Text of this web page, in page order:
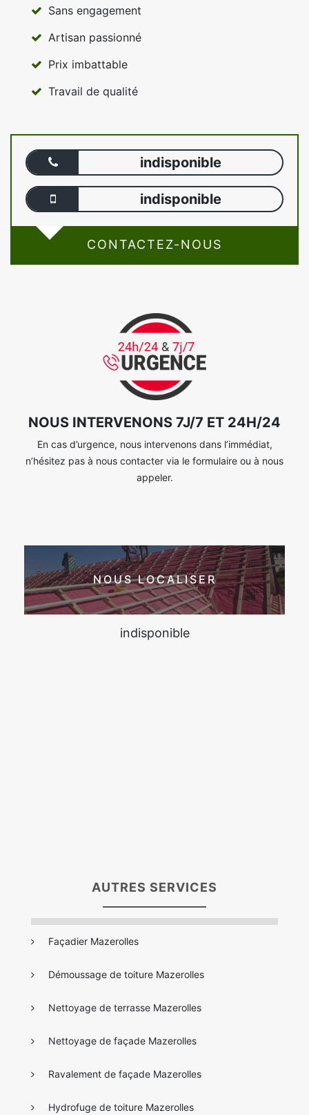
Sans engagement
Artisan passionné
Prix imbattable
Travail de qualité
indisponible
indisponible
CONTACTEZ-NOUS
NOUS INTERVENONS 7J/7 ET 24H/24
En cas d’urgence, nous intervenons dans l’immédiat,
n’hésitez pas à nous contacter via le formulaire ou à nous
appeler.
NOUS LOCALISER
indisponible
AUTRES SERVICES
Façadier Mazerolles
Démoussage de toiture Mazerolles
Nettoyage de terrasse Mazerolles
Nettoyage de façade Mazerolles
Ravalement de façade Mazerolles
Hydrofuge de toiture Mazerolles